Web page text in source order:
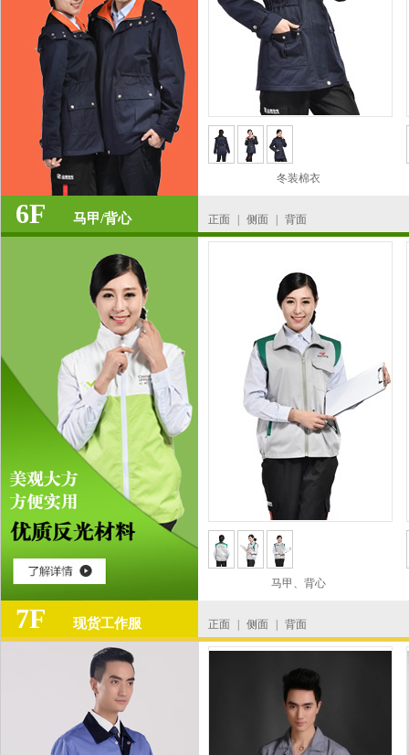
冬装棉衣
6F 马甲/背心 正面 侧面 背面
马甲、背心
7F 现货工作服 正面 侧面 背面